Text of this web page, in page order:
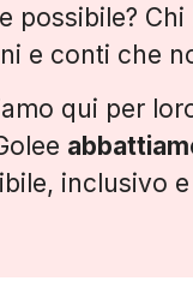
possibile?
e conti che
qui per
inclusivo